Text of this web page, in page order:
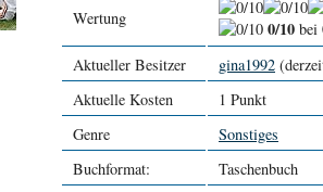
Wertung 0/10 bei
Aktueller Besitzer
gina1992
Aktuelle Kosten
1 Punkt
Genre
Sonstiges
Buchformat:
Taschenbuch